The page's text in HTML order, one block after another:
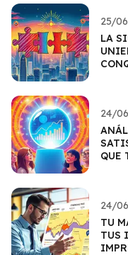
25/
LA
24/
QUE
24/
TU
TUS